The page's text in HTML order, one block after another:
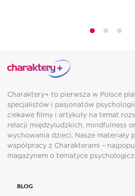
Charaktery+ to pierwsza w Polsce
specjalistów i pasjonatów
ciekawe filmy i artykuły na temat
relacji międzyludzkich, mindfulness
wychowania dzieci. Nasze materiały
współpracy z Charakterami –
magazynem o tematyce
BLOG